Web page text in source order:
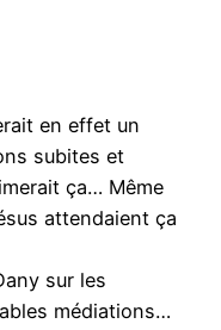
en effet un
subites et
ça… Même
attendaient ça
sur les
médiations…